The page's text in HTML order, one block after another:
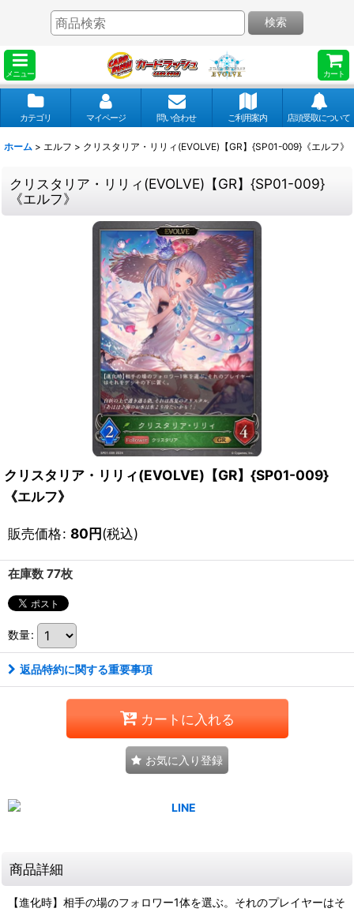
メニュー カート
検索
カテゴリ マイページ 問い合わせ ご利用案内 店頭受取について
ホーム > エルフ > クリスタリア・リリィ(EVOLVE)【GR】{SP01-009}《エルフ》
クリスタリア・リリィ(EVOLVE)【GR】{SP01-009}
《エルフ》
クリスタリア・リリィ(EVOLVE)【GR】{SP01-009}
《エルフ》
販売価格: 80円(税込)
在庫数 77枚
数量:
返品特約に関する重要事項
カートに入れる
お気に入り登録
商品詳細
【進化時】相手の場のフォロワー1体を選ぶ。それのプレイヤーはそ